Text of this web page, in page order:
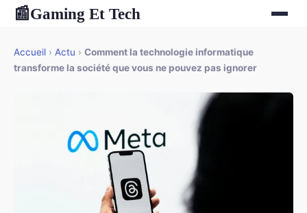
📰Gaming Et Tech
Accueil › Actu › Comment la technologie informatique
transforme la société que vous ne pouvez pas ignorer